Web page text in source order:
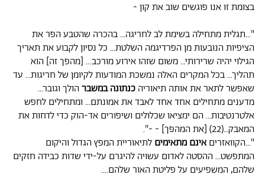
בצומת זו אנו פוגשים שוב את קון -
"...תגלית מתחילה בשימת לב לחריגה... בהכרה שהטבע הפר את
הציפיות הנובעות מן הפרדיגמה השלטת... כל נסיון לקבוע את תאריך
הגילוי יהיה שרירותי... משום שזהו אירוע מורכב... [מהפך זה] הוא
תהליך... בכל המקרים האלה נמשכת המודעות לקיומן של חריגות... עד
שאפשר לתאר את אותה תיאוריהכנתונה במשברהולך וגובר...
מדענים מתחילים אחד אחד לאבד את אמונתם... ומתחילים לחפש
אלטרנטיבות... הם ימציאו שכלולים ושיפורים אד-הוק כדי לדחות את
המאבק…(22) [את המהפך] - -".
"...הקוואזריםאינם מתאימים לתיאוריית המפץ הגדול והיקום
המתפשט... ההסטה לאדום עשויה להיגרם על-ידי שדות כבידה חזקים
שלהם, המשפיעים על פליטת האור שלהם....